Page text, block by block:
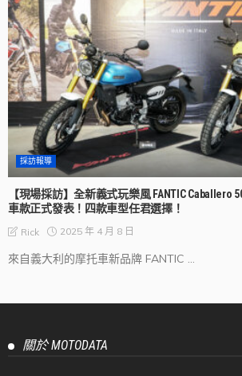
採訪報導
【現場採訪】全新義式玩樂風 FANTIC Caballero
車款正式發表！四款車型任君選擇！
Rick 2025 年 4 月 8 日
來自義大利的摩托車新品牌 FANTIC ...
關於 MOTODATA